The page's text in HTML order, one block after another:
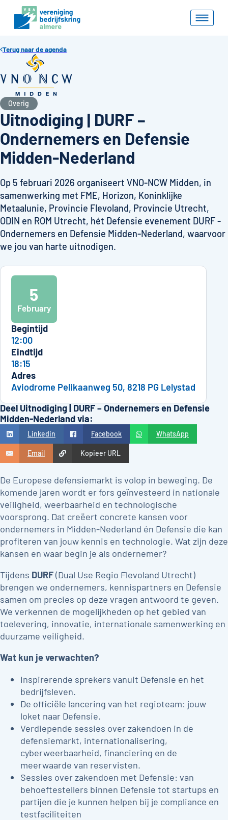
Terug naar de agenda
Overig
Uitnodiging | DURF –
Ondernemers en Defensie
Midden-Nederland
Op 5 februari 2026 organiseert VNO-NCW Midden, in
samenwerking met FME, Horizon, Koninklijke
Metaalunie, Provincie Flevoland, Provincie Utrecht,
ODIN en ROM Utrecht, hét Defensie evenement DURF -
Ondernemers en Defensie Midden-Nederland, waarvoor
we jou van harte uitnodigen.
5
February
Begintijd
12:00
Eindtijd
18:15
Adres
Aviodrome Pelikaanweg 50, 8218 PG Lelystad
Deel Uitnodiging | DURF – Ondernemers en Defensie
Midden-Nederland via:
Linkedin Facebook WhatsApp
Email Kopieer URL
De Europese defensiemarkt is volop in beweging. De
komende jaren wordt er fors geïnvesteerd in nationale
veiligheid, weerbaarheid en technologische
voorsprong. Dat creëert concrete kansen voor
ondernemers in Midden-Nederland én Defensie die kan
profiteren van jouw kennis en technologie. Wat zijn deze
kansen en waar begin je als ondernemer?
Tijdens DURF(Dual Use Regio Flevoland Utrecht)
brengen we ondernemers, kennispartners en Defensie
samen om precies op deze vragen antwoord te geven.
We verkennen de mogelijkheden op het gebied van
toelevering, innovatie, internationale samenwerking en
duurzame veiligheid.
Wat kun je verwachten?
Inspirerende sprekers vanuit Defensie en het
bedrijfsleven.
De officiële lancering van het regioteam: jouw
loket naar Defensie.
Verdiepende sessies over zakendoen in de
defensiemarkt, internationalisering,
cyberweerbaarheid, financiering en de
meerwaarde van reservisten.
Sessies over zakendoen met Defensie: van
behoeftestellers binnen Defensie tot startups en
partijen die je kunnen helpen bij je compliance en
testfaciliteiten